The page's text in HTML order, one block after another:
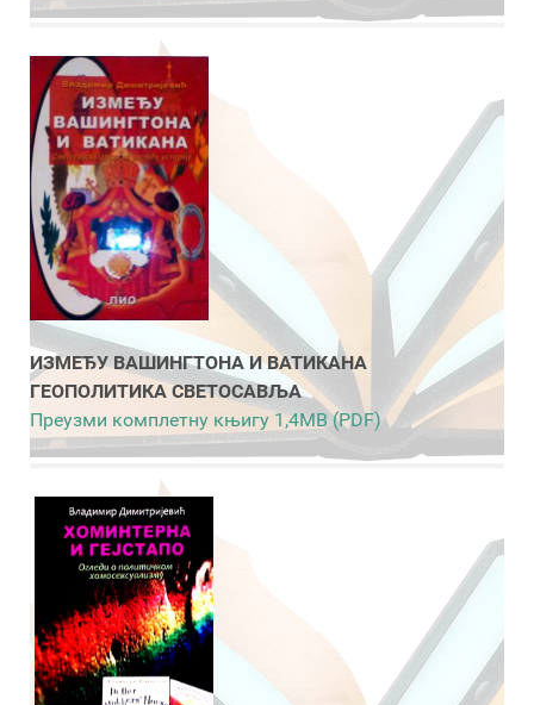
ИЗМЕЂУ ВАШИНГТОНА И ВАТИКАНА
ГЕОПОЛИТИКА СВЕТОСАВЉА
Преузми комплетну књигу 1,4MB (PDF)